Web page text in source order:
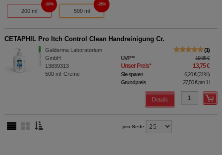
200 ml
20%
500 ml
25%
CETAPHIL Pro Itch Control Clean Handreinigung Cr.
Galderma Laboratorium
GmbH
13839313
500 ml Creme
1
UVP** 19,95 €
Unser Preis* 13,75 €
Sie sparen 6,20 €(31%)
Grundpreis
27,50 €pro 1 l
Details
pro Seite